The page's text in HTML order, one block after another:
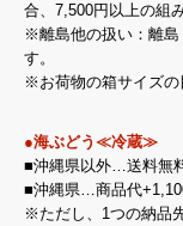
合、7,500円以上の組
※離島他の扱い：離島
す。
※お荷物の箱サイズの
●海ぶどう≪冷蔵≫
■沖縄県以外…送料無
■沖縄県…商品代
※ただし、1つの納品